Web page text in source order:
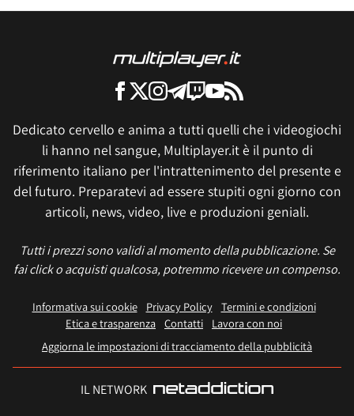
Dedicato cervello e anima a tutti quelli che i videogiochi
li hanno nel sangue, Multiplayer.it è il punto di
riferimento italiano per l'intrattenimento del presente e
del futuro. Preparatevi ad essere stupiti ogni giorno con
articoli, news, video, live e produzioni geniali.
Tutti i prezzi sono validi al momento della pubblicazione. Se
fai click o acquisti qualcosa, potremmo ricevere un compenso.
Informativa sui cookie Privacy Policy
Termini e condizioni
Etica e trasparenza Contatti
Lavora con noi
Aggiorna le impostazioni di tracciamento della pubblicità
IL NETWORK